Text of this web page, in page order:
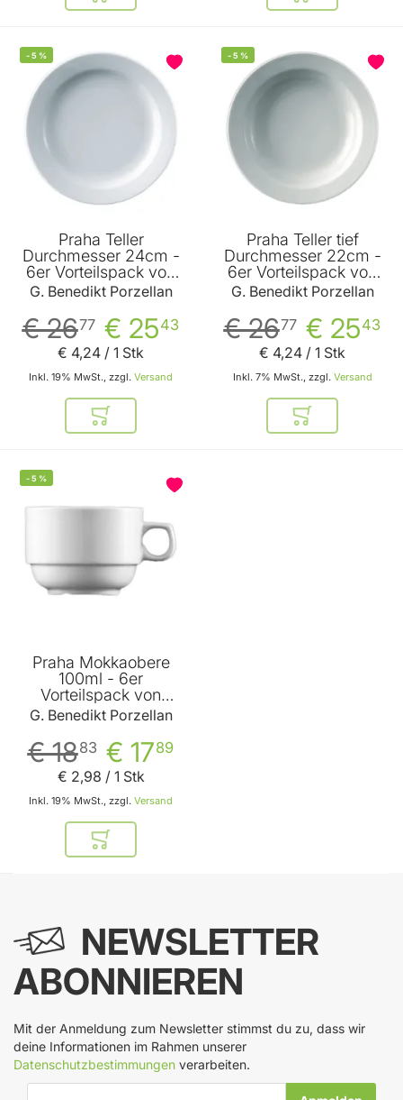
-5 %
Praha Teller
Durchmesser 24cm -
6er Vorteilspack von
Benedikt
G. Benedikt Porzellan
€ 2543
€ 2677
Inkl. 19% MwSt., zzgl. Versand
€ 4,24 / 1 Stk
In den Warenkorb
-5 %
Praha Teller tief
Durchmesser 22cm -
6er Vorteilspack von
Benedikt
G. Benedikt Porzellan
€ 2543
€ 2677
Inkl. 7% MwSt., zzgl. Versand
€ 4,24 / 1 Stk
In den
-5 %
Praha Mokkaobere
100ml - 6er
Vorteilspack von
Benedikt
G. Benedikt Porzellan
€ 1789
€ 1883
Inkl. 19% MwSt., zzgl. Versand
€ 2,98 / 1 Stk
In den Warenkorb
NEWSLETTER
ABONNIEREN
Mit der Anmeldung zum Newsletter stimmst du zu, dass wir
deine Informationen im Rahmen unserer
Datenschutzbestimmungen verarbeiten.